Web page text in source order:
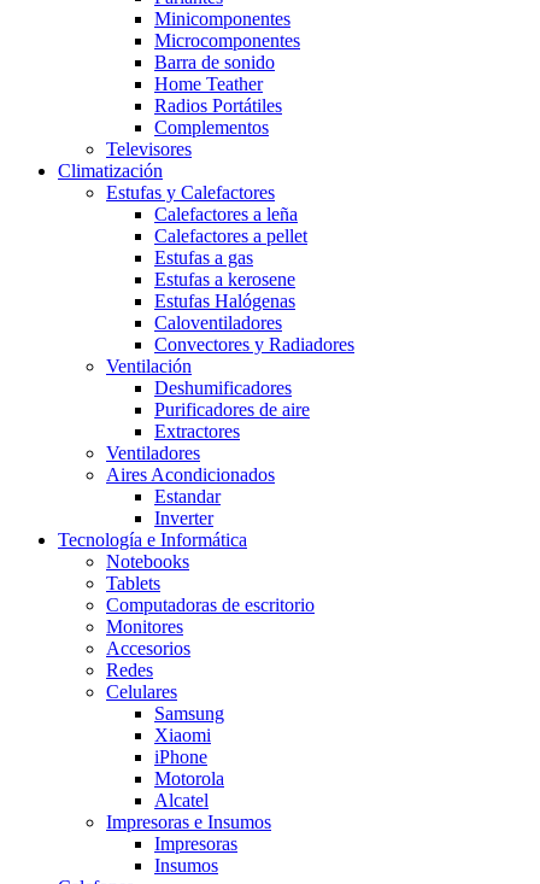
Minicomponentes
Microcomponentes
Barra de sonido
Home Teather
Radios Portátiles
Complementos
Televisores
Climatización
Estufas y Calefactores
Calefactores a leña
Calefactores a pellet
Estufas a gas
Estufas a kerosene
Estufas Halógenas
Caloventiladores
Convectores y Radiadores
Ventilación
Deshumificadores
Purificadores de aire
Extractores
Ventiladores
Aires Acondicionados
Estandar
Inverter
Tecnología e Informática
Notebooks
Tablets
Computadoras de escritorio
Monitores
Accesorios
Redes
Celulares
Samsung
Xiaomi
iPhone
Motorola
Alcatel
Impresoras e Insumos
Impresoras
Insumos